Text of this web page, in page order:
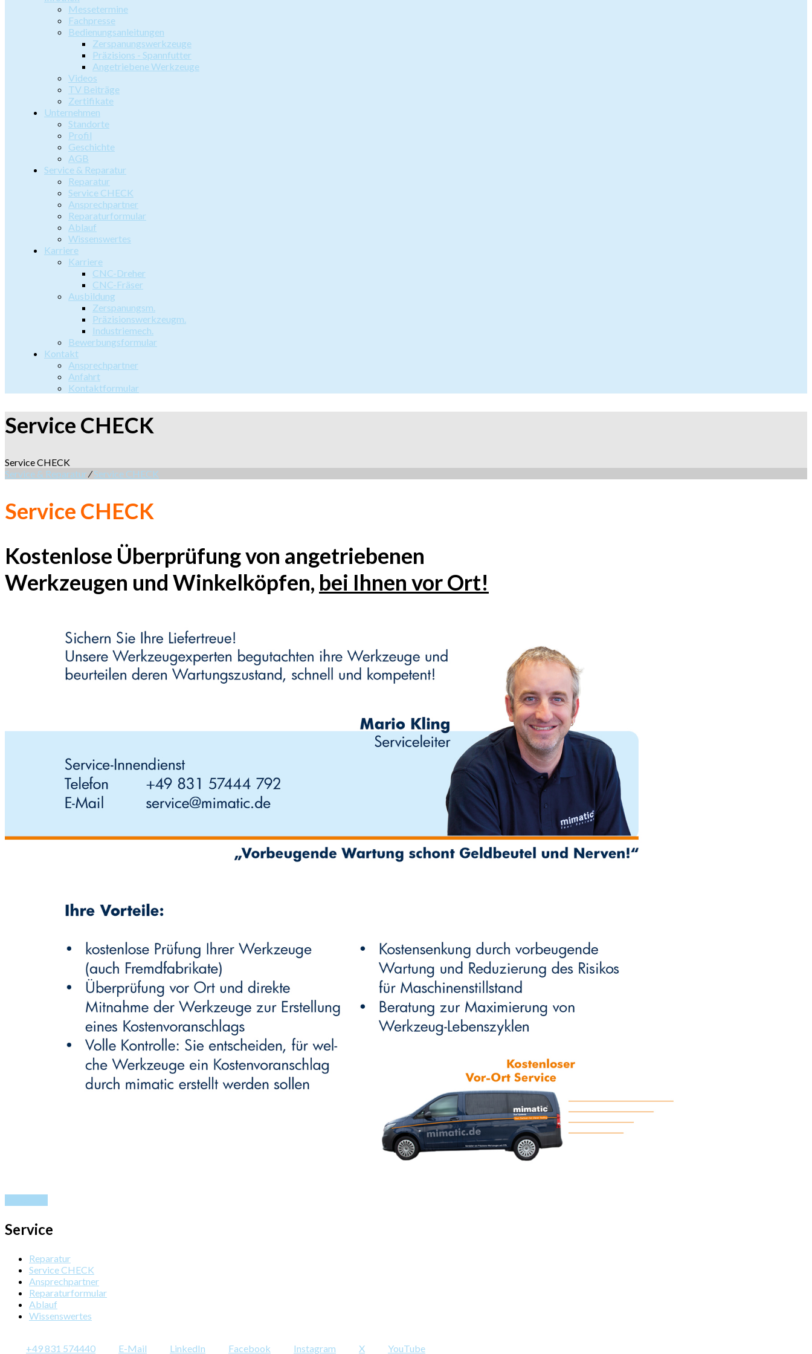
Messetermine
Fachpresse
Bedienungsanleitungen
Zerspanungswerkzeuge
Präzisions - Spannfutter
Angetriebene Werkzeuge
Videos
TV Beiträge
Zertifikate
Unternehmen
Standorte
Profil
Geschichte
AGB
Service & Reparatur
Reparatur
Service CHECK
Ansprechpartner
Reparaturformular
Ablauf
Wissenswertes
Karriere
Karriere
CNC-Dreher
CNC-Fräser
Ausbildung
Zerspanungsm.
Präzisionswerkzeugm.
Industriemech.
Bewerbungsformular
Kontakt
Ansprechpartner
Anfahrt
Kontaktformular
Service CHECK
Service CHECK
Service & Reparatur ⁄Service CHECK
Service CHECK
Kostenlose Überprüfung von angetriebenen
Werkzeugen und Winkelköpfen, bei Ihnen vor Ort!
Service
Reparatur
Service CHECK
Ansprechpartner
Reparaturformular
Ablauf
Wissenswertes
+49 831 574440 E-Mail LinkedIn Facebook Instagram X YouTube